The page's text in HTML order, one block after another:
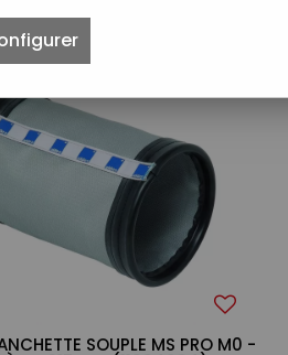
SOUPLE MS PRO M0 -